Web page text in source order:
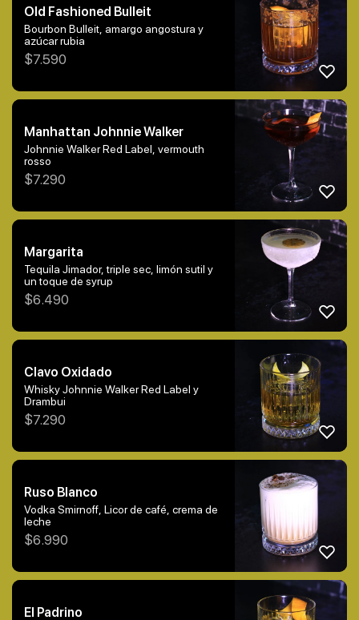
Old Fashioned Bulleit
Bourbon Bulleit, amargo angostura y
azúcar rubia
$7.590
Manhattan Johnnie Walker
Johnnie Walker Red Label, vermouth
rosso
$7.290
Margarita
Tequila Jimador, triple sec, limón sutil y
un toque de syrup
$6.490
Clavo Oxidado
Whisky Johnnie Walker Red Label y
Drambui
$7.290
Ruso Blanco
Vodka Smirnoff, Licor de café, crema de
leche
$6.990
El Padrino